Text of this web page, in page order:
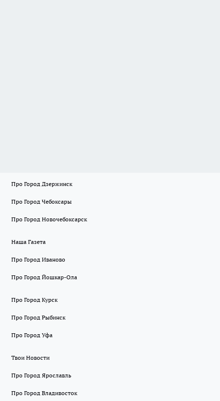
Про Город Дзержинск
Про Город Чебоксары
Про Город Новочебоксарск
Наша Газета
Про Город Иваново
Про Город Йошкар-Ола
Про Город Курск
Про Город Рыбинск
Про Город Уфа
Твои Новости
Про Город Ярославль
Про Город Владивосток